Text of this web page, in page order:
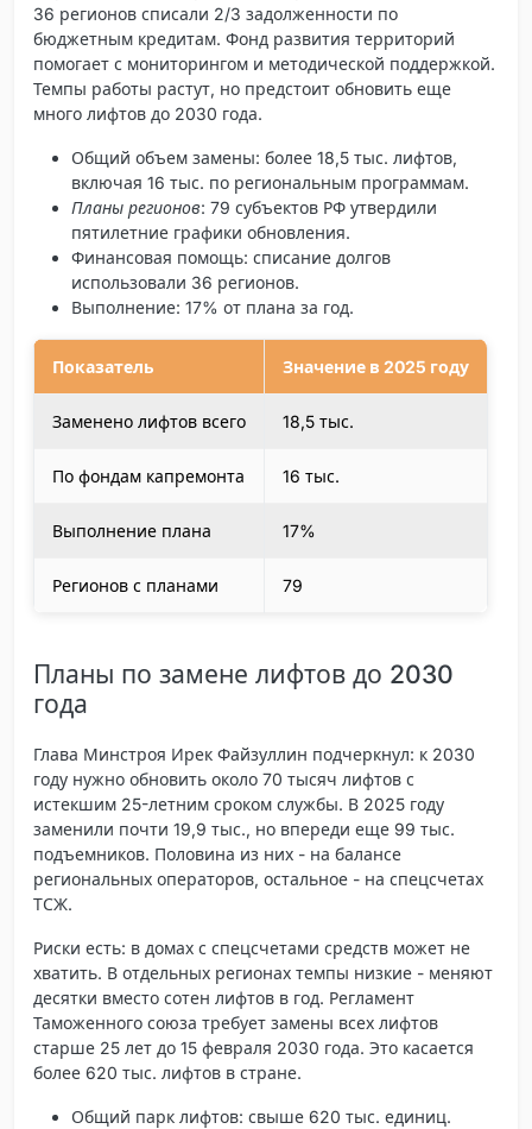
36 регионов списали 2/3 задолженности по
бюджетным кредитам. Фонд развития территорий
помогает с мониторингом и методической поддержкой.
Темпы работы растут, но предстоит обновить еще
много лифтов до 2030 года.
Общий объем замены: более 18,5 тыс. лифтов,
включая 16 тыс. по региональным программам.
Планы регионов: 79 субъектов РФ утвердили
пятилетние графики обновления.
Финансовая помощь: списание долгов
использовали 36 регионов.
Выполнение: 17% от плана за год.
Показатель Значение в 2025 году
Заменено лифтов всего 18,5 тыс.
По фондам капремонта 16 тыс.
Выполнение плана 17%
Регионов с планами 79
Планы по замене лифтов до 2030
года
Глава Минстроя Ирек Файзуллин подчеркнул: к 2030
году нужно обновить около 70 тысяч лифтов с
истекшим 25-летним сроком службы. В 2025 году
заменили почти 19,9 тыс., но впереди еще 99 тыс.
подъемников. Половина из них - на балансе
региональных операторов, остальное - на спецсчетах
ТСЖ.
Риски есть: в домах с спецсчетами средств может не
хватить. В отдельных регионах темпы низкие - меняют
десятки вместо сотен лифтов в год. Регламент
Таможенного союза требует замены всех лифтов
старше 25 лет до 15 февраля 2030 года. Это касается
более 620 тыс. лифтов в стране.
Общий парк лифтов: свыше 620 тыс. единиц.